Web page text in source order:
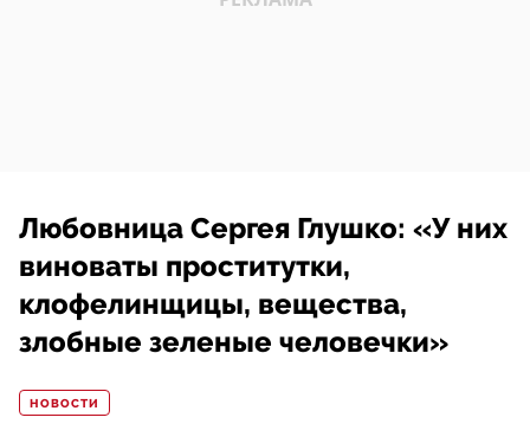
Любовница Сергея Глушко: «У них
виноваты проститутки,
клофелинщицы, вещества,
злобные зеленые человечки»
НОВОСТИ